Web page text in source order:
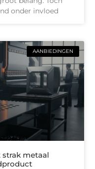
onder invloed
AANBIEDINGEN
metaal